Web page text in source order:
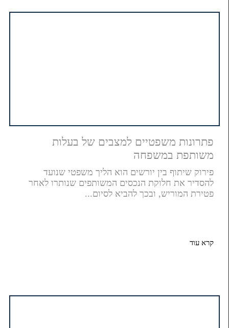
פתרונות משפטיים למצבים של בעלות
משותפת במשפחה
פירוק שיתוף בין יורשים הוא הליך משפטי שנועד
להסדיר את חלוקת הנכסים המשותפים שנותרו לאחר
פטירת המוריש, ובכך להביא לסיום...
קרא עוד